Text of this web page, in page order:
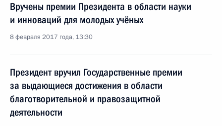
Вручены премии Президента в области науки
и инноваций для молодых учёных
8 февраля 2017 года, 13:30
Президент вручил Государственные премии
за выдающиеся достижения в области
благотворительной и правозащитной
деятельности